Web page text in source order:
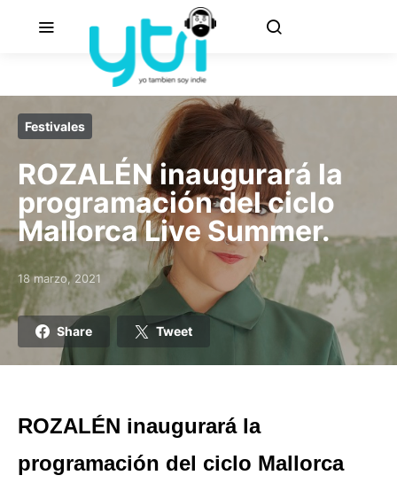
Festivales
ROZALÉN inaugurará la
programación del ciclo
Mallorca Live Summer.
Posted on
18 marzo, 2021
Share Tweet
ROZALÉN inaugurará la
programación del ciclo Mallorca